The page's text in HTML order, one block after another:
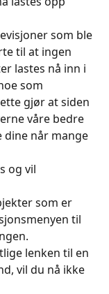
som ble
til at ingen
lastes nå inn i
som
gjør at siden
våre bedre
dine når mange
og vil
som er
til
lenken til en
vil du nå ikke